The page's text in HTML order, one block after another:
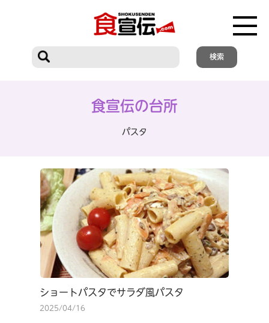
食宣伝の台所
パスタ
ショートパスタでサラダ風パスタ
2025/04/16